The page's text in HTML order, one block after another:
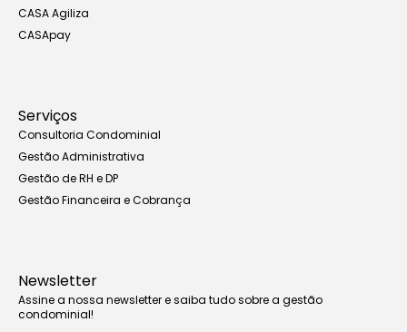
CASA Agiliza
CASApay
Serviços
Consultoria Condominial
Gestão Administrativa
Gestão de RH e DP
Gestão Financeira e Cobrança
Newsletter
Assine a nossa newsletter e saiba tudo sobre a gestão
condominial!